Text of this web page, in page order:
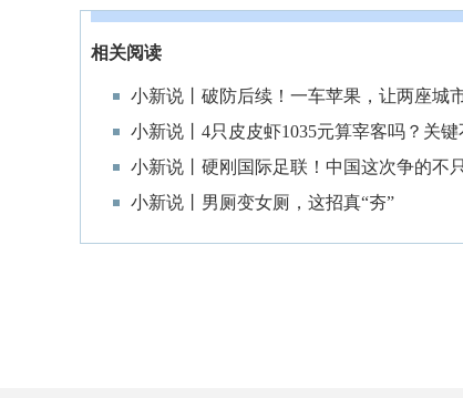
相关阅读
小新说丨破防后续！一车苹果，让两座城
小新说丨4只皮皮虾1035元算宰客吗？关
小新说丨硬刚国际足联！中国这次争的不
小新说丨男厕变女厕，这招真“夯”